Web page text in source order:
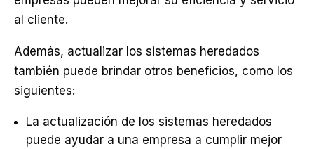
al cliente.
Además, actualizar los sistemas heredados
también puede brindar otros beneficios, como los
siguientes:
La actualización de los sistemas heredados
puede ayudar a una empresa a cumplir mejor